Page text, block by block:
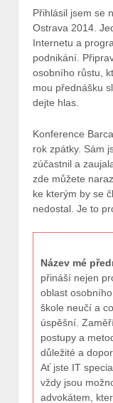
Přihlásil jsem se
Ostrava 2014.
Internetu a
podnikání.
osobního růstu,
mou přednášku
dejte hlas.
Konference
rok zpátky. Sám
zúčastnil a
zde můžete
ke kterým by se
nedostal. Je to
Název mé
přináší nejen
oblast
škole neučí a
úspěšní.
postupy a
důležité a
Ať jste IT
vždy jsou
advokátem,